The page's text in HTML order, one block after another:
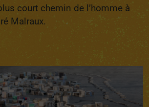
court chemin de l’homme à
Malraux.